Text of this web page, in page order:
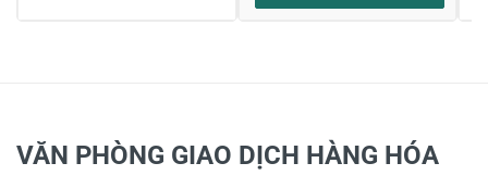
VĂN PHÒNG GIAO DỊCH HÀNG HÓA